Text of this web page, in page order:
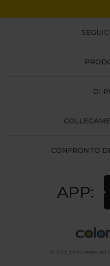
DI
CONFRONTO
APP:
© All rights reserved